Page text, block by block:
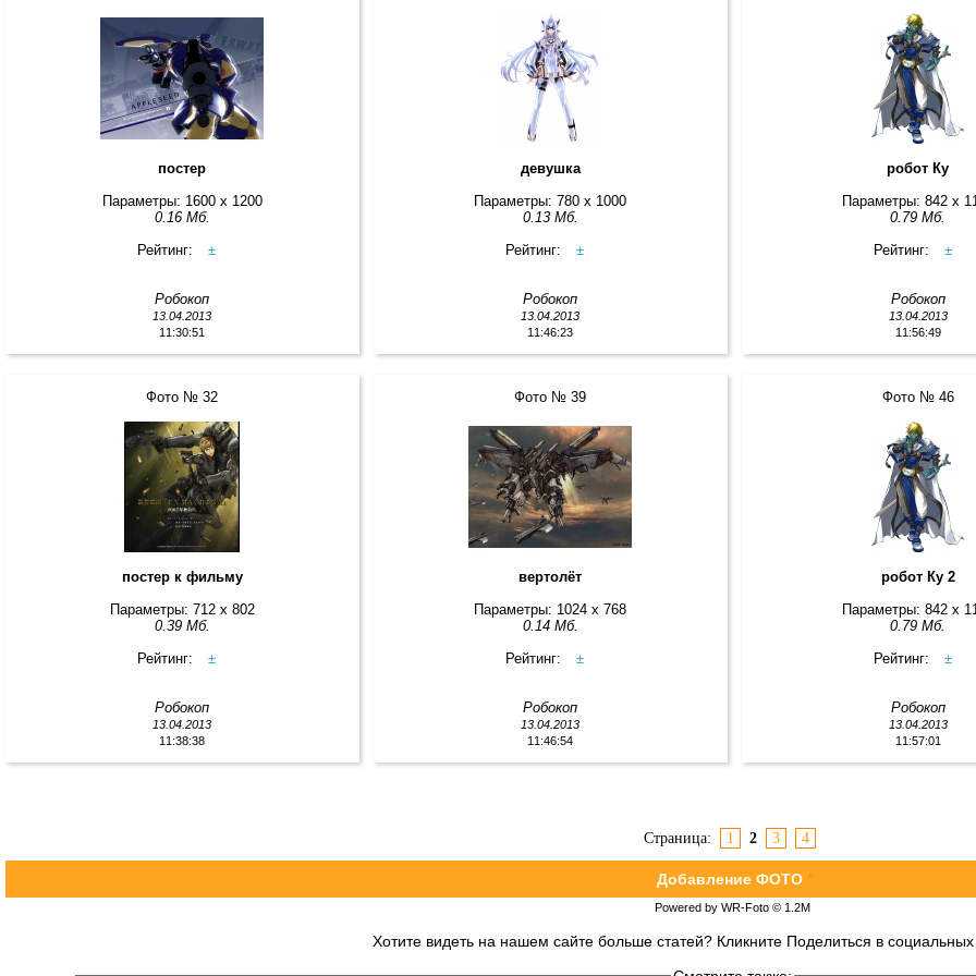
постер
Параметры: 1600 x 1200
0.16 Мб.
Рейтинг:
±
Робокоп
13.04.2013
11:30:51
Фото № 32
постер к фильму
Параметры: 712 x 802
0.39 Мб.
Рейтинг:
±
Робокоп
13.04.2013
11:38:38
девушка
Параметры: 780 x 1000
0.13 Мб.
Рейтинг:
±
Робокоп
13.04.2013
11:46:23
Фото № 39
вертолёт
Параметры: 1024 x 768
0.14 Мб.
Рейтинг:
±
Робокоп
13.04.2013
11:46:54
робот Ку
Параметры: 842 x
0.79 Мб.
Рейтинг:
±
Робокоп
13.04.2013
11:56:49
Фото № 46
робот Ку 2
Параметры: 842 x
0.79 Мб.
Рейтинг:
±
Робокоп
13.04.2013
11:57:01
Страница: 1 2 3 4
Добавление ФОТО *
Powered by WR-Foto © 1.2М
Хотите видеть на нашем сайте больше статей? Кликните Поделиться в